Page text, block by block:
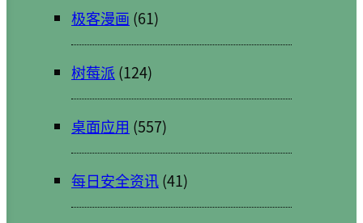
极客漫画 (61)
树莓派 (124)
桌面应用 (557)
每日安全资讯(41)